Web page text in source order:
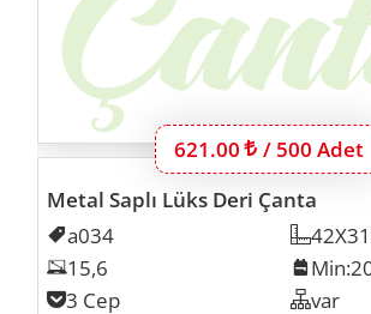
Bu ürünün 500 adet
621.00 Lira
/ 500 Adet
Metal Saplı Lüks Deri Çanta
Kodu
a034 Ölçü
Laptop Inch
15,6 Min.
Cep Sayısı
3 Cep var